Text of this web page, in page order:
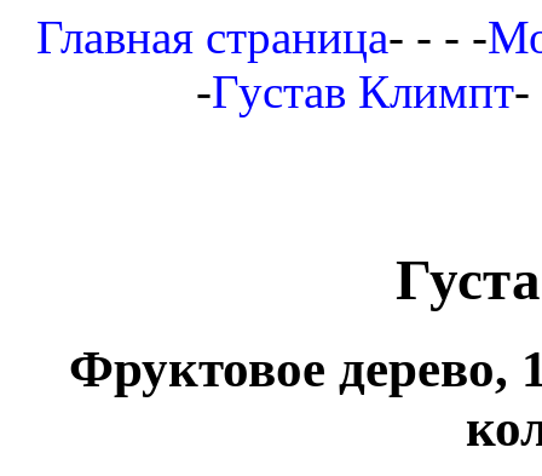
Главная страница- - - -
-Густав Климпт-
Фруктовое